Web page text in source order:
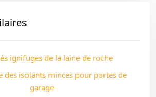
ignifuges de la laine de roche
des isolants minces pour portes de
garage